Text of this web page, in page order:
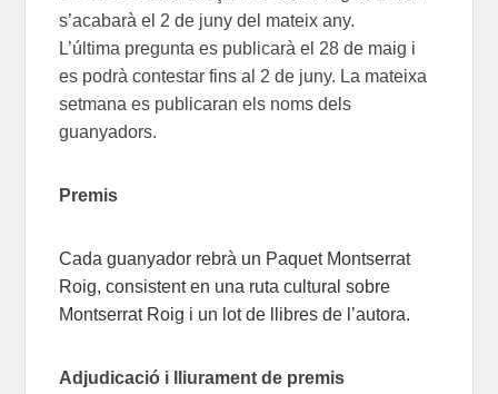
s’acabarà el 2 de juny del mateix any.
L’última pregunta es publicarà el 28 de maig i
es podrà contestar finsa l 2 de juny. La mateixa
setmana es publicaran els noms dels
guanyadors.
Premis
Cada guanyador rebrà un Paquet Montserrat
Roig, consistent en una ruta cultural sobre
Montserrat Roig i un lot de llibres de l’autora.
Adjudicació i l liurament de premis